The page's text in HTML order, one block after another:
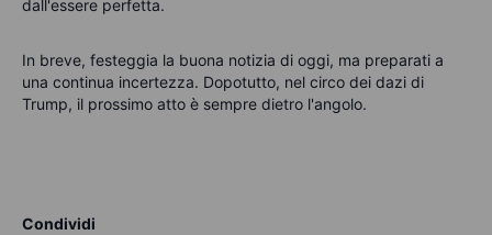
dall'essere perfetta.
In breve, festeggia la buona notizia di oggi, ma preparati a
una continua incertezza. Dopotutto, nel circo dei dazi di
Trump, il prossimo atto è sempre dietro l'angolo.
Condividi